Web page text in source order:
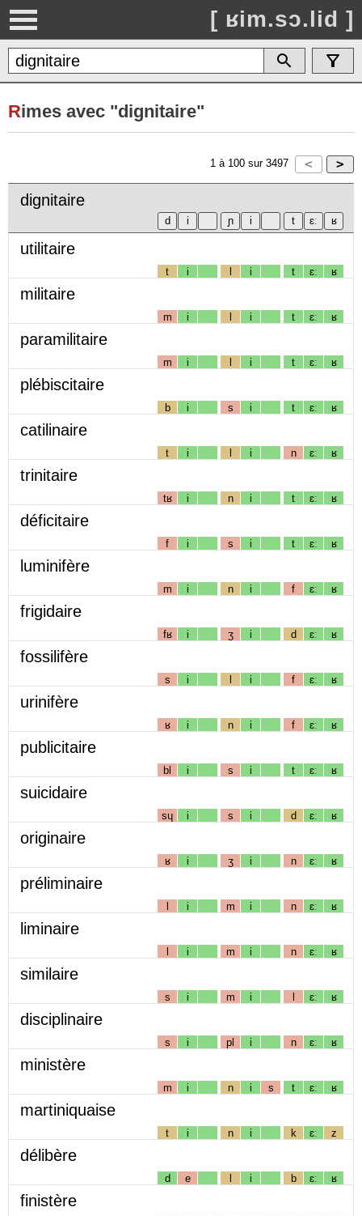
[ ʁim.sɔ.lid ]
Rimes avec "dignitaire"
1 à 100 sur 3497
dignitaire
utilitaire
t i l i t ɛː ʁ
militaire
m i l i t ɛː ʁ
paramilitaire
m i l i t ɛː ʁ
plébiscitaire
b i s i t ɛː ʁ
catilinaire
t i l i n ɛː ʁ
trinitaire
tʁ i n i t ɛː ʁ
déficitaire
f i s i t ɛː ʁ
luminifère
m i n i f ɛː ʁ
frigidaire
fʁ i ʒ i d ɛː ʁ
fossilifère
s i l i f ɛː ʁ
urinifère
ʁ i n i f ɛː ʁ
publicitaire
bl i s i t ɛː ʁ
suicidaire
sɥ i s i d ɛː ʁ
originaire
ʁ i ʒ i n ɛː ʁ
préliminaire
l i m i n ɛː ʁ
liminaire
l i m i n ɛː ʁ
similaire
s i m i l ɛː ʁ
disciplinaire
s i pl i n ɛː ʁ
ministère
m i n i s t ɛː ʁ
martiniquaise
t i n i k ɛː z
délibère
d e l i b ɛː ʁ
finistère